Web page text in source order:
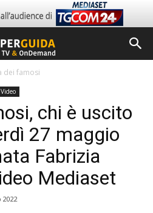
dei famosi
Video
chi è uscito
27 maggio
Fabrizia
Mediaset
2022